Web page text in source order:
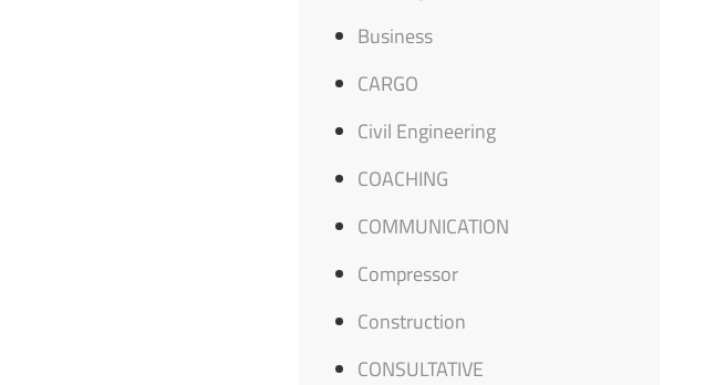
Business
CARGO
Civil Engineering
COACHING
COMMUNICATION
Compressor
Construction
CONSULTATIVE